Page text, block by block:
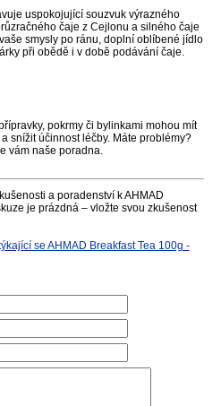
uspokojující souzvuk výrazného
čaje z Cejlonu a silného čaje
smysly po ránu, doplní oblíbené jídlo
při obědě i v době podávání čaje.
pokrmy či bylinkami mohou mít
snížit účinnost léčby. Máte problémy?
vám naše poradna.
a poradenství k AHMAD
je prázdná – vložte svou zkušenost
se AHMAD Breakfast Tea 100g -